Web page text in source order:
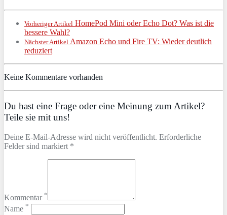
Vorheriger Artikel HomePod Mini oder Echo Dot? Was ist die
bessere Wahl?
Nächster Artikel Amazon Echo und Fire TV: Wieder deutlich
reduziert
Keine Kommentare vorhanden
Du hast eine Frage oder eine Meinung zum Artikel?
Teile sie mit uns!
Deine E-Mail-Adresse wird nicht veröffentlicht. Erforderliche
Felder sind markiert *
Kommentar *
Name *